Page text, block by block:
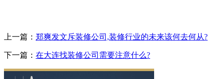
上一篇： 郑爽发文斥装修公司,装修行业的未来该何去何从?
下一篇： 在大连找装修公司需要注意什么?